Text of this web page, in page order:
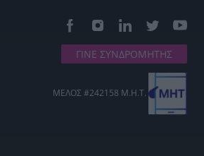
ΓΙΝΕ ΣΥΝΔΡΟΜΗΤΗΣ
ΜΕΛΟΣ #242158 Μ.Η.Τ.